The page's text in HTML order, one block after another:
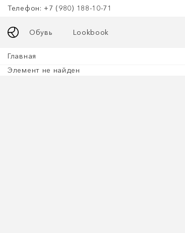
Телефон: +7 (980) 188-10-71
Обувь Lookbook
Главная
Элемент не найден